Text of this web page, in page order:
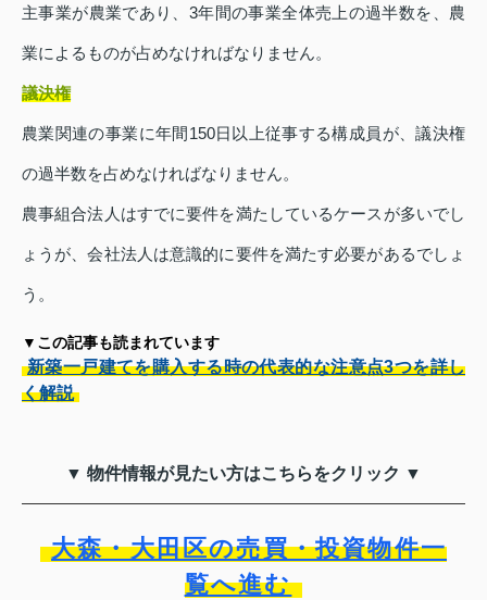
主事業が農業であり、3年間の事業全体売上の過半数を、農
業によるものが占めなければなりません。
議決権
農業関連の事業に年間150日以上従事する構成員が、議決権
の過半数を占めなければなりません。
農事組合法人はすでに要件を満たしているケースが多いでし
ょうが、会社法人は意識的に要件を満たす必要があるでしょ
う。
▼この記事も読まれています
新築一戸建てを購入する時の代表的な注意点3つを詳し
く解説
▼ 物件情報が見たい方はこちらをクリック ▼
大森・大田区の売買・投資物件一
覧へ進む